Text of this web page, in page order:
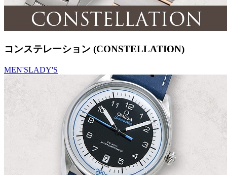
コンステレーション (CONSTELLATION)
MEN'SLADY'S